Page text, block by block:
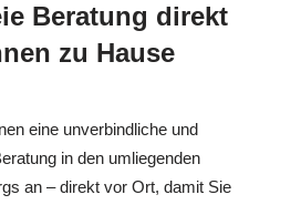
Beratung direkt
zu Hause
eine unverbindliche und
in den umliegenden
an – direkt vor Ort, damit Sie